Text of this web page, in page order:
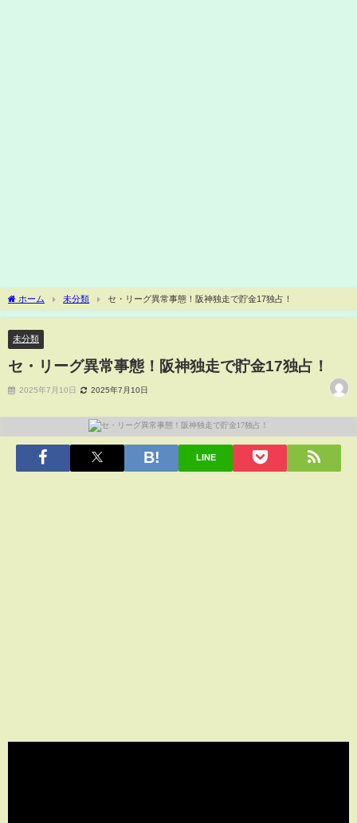
ホーム 未分類 セ・リーグ異常事態！阪神独走で貯金17独占！
未分類
セ・リーグ異常事態！阪神独走で貯金17独占！
2025年7月10日 2025年7月10日
LINE